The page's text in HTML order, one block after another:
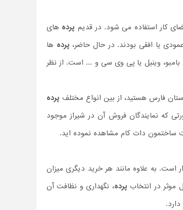
کار استفاده می شود. در قدیم پرده های
یا افقی بودند. در حال حاضر، پرده ها
بامبو، وینیل یا پی وی سی و ... است. از نظر
فارس هستید، از بین انواع مختلف پرده
که نمایندگان فروش آن در شیراز موجود
ساختمون دات کام مشاهده نموده اید.
است. به علاوه مانند هر خرید دیگری میزان
موثر در انتخاب پرده، نگهداری و نظافت آن